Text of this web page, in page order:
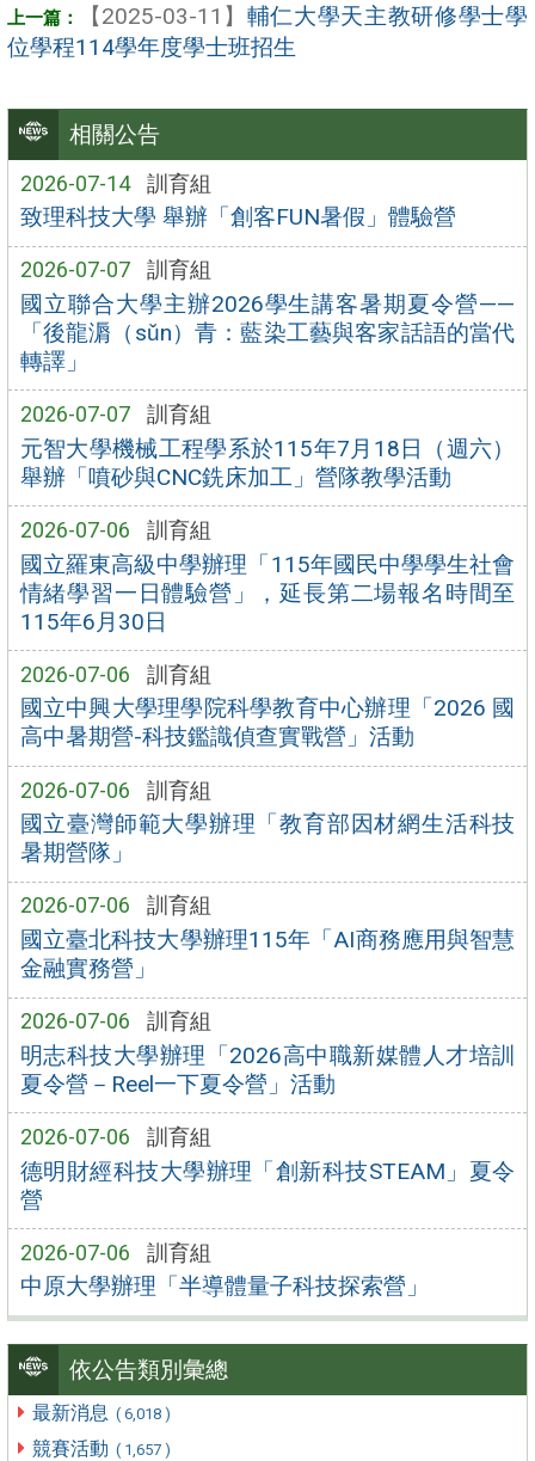
相關公告
2026-07-14 訓育組
致理科技大學 舉辦「創客FUN暑假」體驗營
2026-07-07 訓育組
國立聯合大學主辦2026學生講客暑期夏令營——
「後龍漘（sǔn）青：藍染工藝與客家話語的當代
轉譯」
2026-07-07 訓育組
元智大學機械工程學系於115年7月18日（週六）
舉辦「噴砂與CNC銑床加工」營隊教學活動
2026-07-06 訓育組
國立羅東高級中學辦理「115年國民中學學生社會
情緒學習一日體驗營」，延長第二場報名時間至
115年6月30日
2026-07-06 訓育組
國立中興大學理學院科學教育中心辦理「2026 國
高中暑期營-科技鑑識偵查實戰營」活動
2026-07-06 訓育組
國立臺灣師範大學辦理「教育部因材網生活科技
暑期營隊」
2026-07-06 訓育組
國立臺北科技大學辦理115年「AI商務應用與智慧
金融實務營」
2026-07-06 訓育組
明志科技大學辦理「2026高中職新媒體人才培訓
夏令營－Reel一下夏令營」活動
2026-07-06 訓育組
德明財經科技大學辦理「創新科技STEAM」夏令
營
2026-07-06 訓育組
中原大學辦理「半導體量子科技探索營」
依公告類別彙總
最新消息 ( 6,018 )
競賽活動 ( 1,657 )
【2025-03-11】 輔仁大學天主教研修學士學
位學程114學年度學士班招生